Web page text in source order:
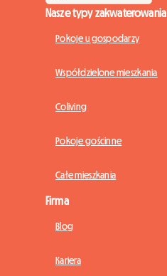
Nasze typy zakwaterowania
Pokoje u gospodarzy
Współdzielone mieszkania
Coliving
Pokoje gościnne
Całe mieszkania
Firma
Blog
Kariera